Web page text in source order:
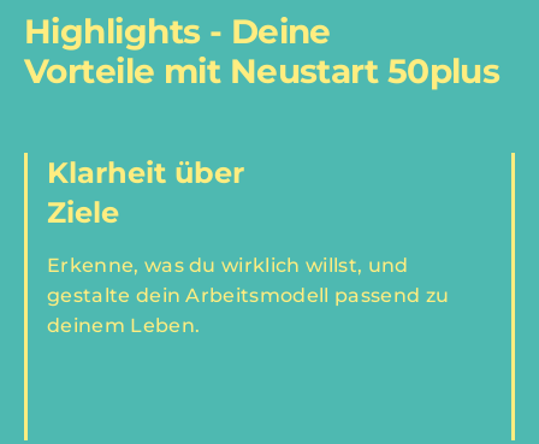
Highlights - Deine
Vorteile mit Neustart 50plus
Klarheit über
Ziele
Erkenne, was du wirklich willst, und
gestalte dein Arbeitsmodell passend zu
deinem Leben.